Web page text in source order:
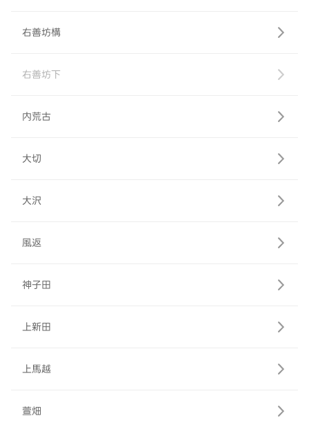
右善坊構
右善坊下
内荒古
大切
大沢
風返
神子田
上新田
上馬越
萱畑